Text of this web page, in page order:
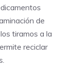
de
tiramos a la
reciclar